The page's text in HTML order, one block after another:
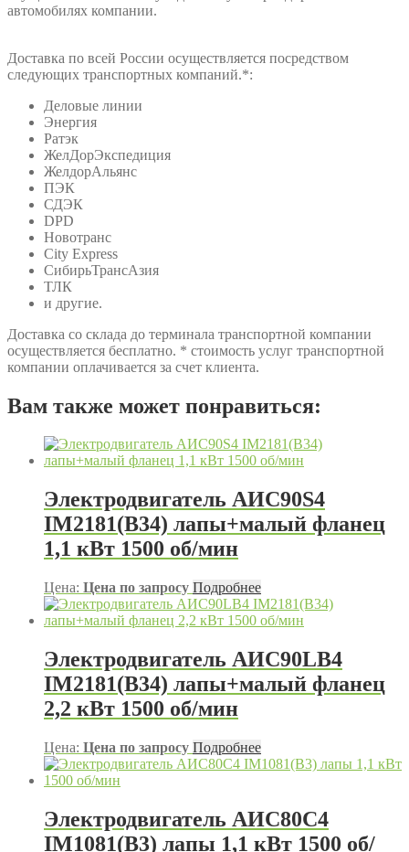
автомобилях компании.
Доставка по всей России осуществляется посредством
следующих транспортных компаний.*:
Деловые линии
Энергия
Ратэк
ЖелДорЭкспедиция
ЖелдорАльянс
ПЭК
СДЭК
DPD
Новотранс
City Express
СибирьТрансАзия
ТЛК
и другие.
Доставка со склада до терминала транспортной компании
осуществляется бесплатно. * стоимость услуг транспортной
компании оплачивается за счет клиента.
Вам также может понравиться:
Электродвигатель АИС90S4
IM2181(B34) лапы+малый фланец
1,1 кВт 1500 об/мин
Цена: Цена по запросу Подробнее
Электродвигатель АИС90LB4
IM2181(B34) лапы+малый фланец
2,2 кВт 1500 об/мин
Цена: Цена по запросу Подробнее
Электродвигатель АИС80С4
IM1081(B3) лапы 1,1 кВт 1500 об/